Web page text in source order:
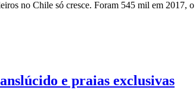
no Chile só cresce. Foram 545 mil em 2017,
e praias exclusivas